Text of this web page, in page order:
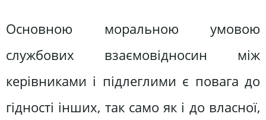
Основною моральною умовою
службових взаємовідносин між
керівниками і підлеглими є повага до
гідності інших, так само як і до власної,